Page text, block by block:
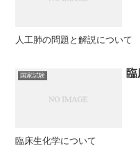
人工肺の問題と解説について
国家試験
臨床生化学について